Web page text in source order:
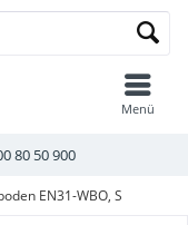
80 50 900
Menü
EN31-WBO, Stahlblech